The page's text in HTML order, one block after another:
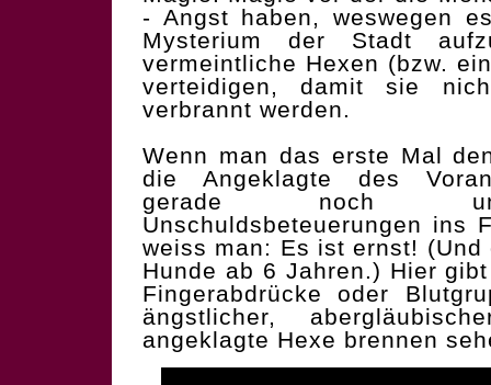
- Angst haben, weswegen
Mysterium der Stadt
vermeintliche Hexen (bzw.
verteidigen, damit sie
verbrannt werden.
Wenn man das erste Mal
die Angeklagte des
gerade noch
Unschuldsbeteuerungen ins
weiss man: Es ist ernst!
Hunde ab 6 Jahren.) Hier
Fingerabdrücke oder
ängstlicher,
angeklagte Hexe brennen